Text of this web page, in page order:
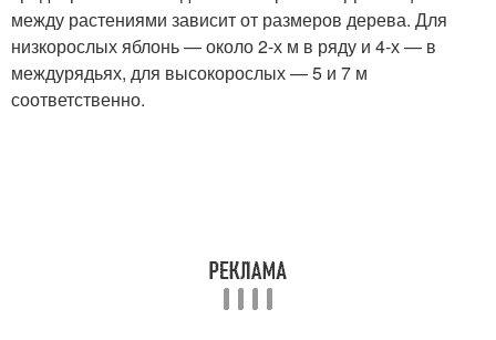
между растениями зависит от размеров дерева. Для
низкорослых яблонь — около 2-х м в ряду и 4-х — в
междурядьях, для высокорослых — 5 и 7 м
соответственно.